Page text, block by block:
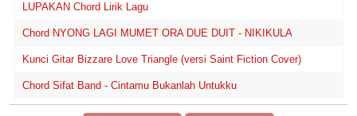
LUPAKAN Chord Lirik Lagu
Chord NYONG LAGI MUMET ORA DUE DUIT - NIKIKULA
Kunci Gitar Bizzare Love Triangle (versi Saint Fiction Cover)
Chord Sifat Band - Cintamu Bukanlah Untukku